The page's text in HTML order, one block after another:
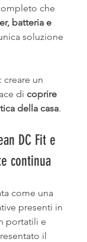
che
batteria e
soluzione
creare un
di coprire
della casa.
DC Fit e
continua
come una
presenti in
portatili e
il